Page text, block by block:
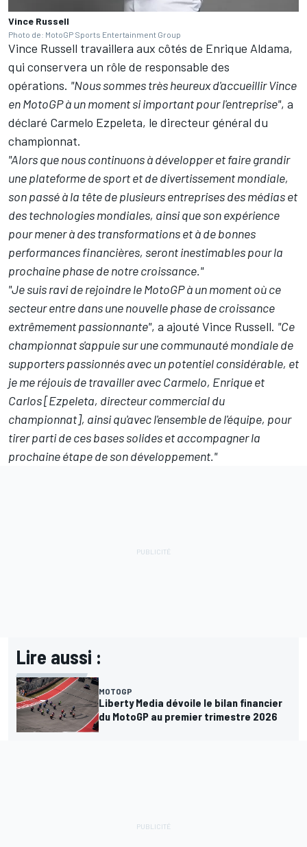
Vince Russell
Photo de: MotoGP Sports Entertainment Group
Vince Russell travaillera aux côtés de Enrique Aldama,
qui conservera un rôle de responsable des
opérations. "Nous sommes très heureux d'accueillir Vince
en MotoGP à un moment si important pour l'entreprise", a
déclaré Carmelo Ezpeleta, le directeur général du
championnat.
"Alors que nous continuons à développer et faire grandir
une plateforme de sport et de divertissement mondiale,
son passé à la tête de plusieurs entreprises des médias et
des technologies mondiales, ainsi que son expérience
pour mener à des transformations et à de bonnes
performances financières, seront inestimables pour la
prochaine phase de notre croissance."
"Je suis ravi de rejoindre le MotoGP à un moment où ce
secteur entre dans une nouvelle phase de croissance
extrêmement passionnante", a ajouté Vince Russell. "Ce
championnat s'appuie sur une communauté mondiale de
supporters passionnés avec un potentiel considérable, et
je me réjouis de travailler avec Carmelo, Enrique et
Carlos [Ezpeleta, directeur commercial du
championnat], ainsi qu'avec l'ensemble de l'équipe, pour
tirer parti de ces bases solides et accompagner la
prochaine étape de son développement."
Lire aussi :
MOTOGP
Liberty Media dévoile le bilan financier
du MotoGP au premier trimestre 2026